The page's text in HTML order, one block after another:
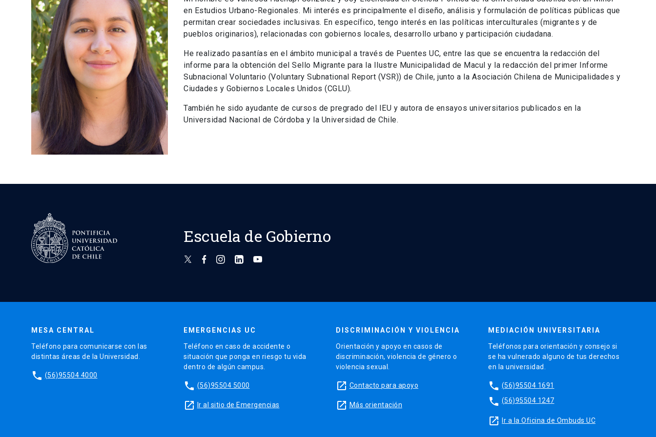
en Estudios Urbano-Regionales. Mi interés es principalmente el diseño, análisis y formulación de políticas públicas que
permitan crear sociedades inclusivas. En específico, tengo interés en las políticas interculturales (migrantes y de
pueblos originarios), relacionadas con gobiernos locales, desarrollo urbano y participación ciudadana.
He realizado pasantías en el ámbito municipal a través de Puentes UC, entre las que se encuentra la redacción del
informe para la obtención del Sello Migrante para la Ilustre Municipalidad de Macul y la redacción del primer Informe
Subnacional Voluntario (Voluntary Subnational Report (VSR)) de Chile, junto a la Asociación Chilena de Municipalidades y
Ciudades y Gobiernos Locales Unidos (CGLU).
También he sido ayudante de cursos de pregrado del IEU y autora de ensayos universitarios publicados en la
Universidad Nacional de Córdoba y la Universidad de Chile.
Escuela de Gobierno
MESA CENTRAL
Teléfono para comunicarse con las
distintas áreas de la Universidad.
phone (56)95504 4000
EMERGENCIAS UC
Teléfono en caso de accidente o
situación que ponga en riesgo tu vida
dentro de algún campus.
phone (56)95504 5000
launch Ir al sitio de Emergencias
DISCRIMINACIÓN Y VIOLENCIA
Orientación y apoyo en casos de
discriminación, violencia de género o
violencia sexual.
launch Contacto para apoyo
launch Más orientación
MEDIACIÓN UNIVERSITARIA
Teléfonos para orientación y consejo si
se ha vulnerado alguno de tus derechos
en la universidad.
phone (56)95504 1691
phone (56)95504 1247
launch Ir a la Oficina de Ombuds UC